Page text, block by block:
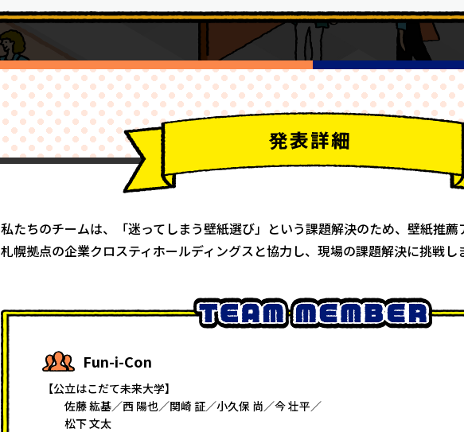
私たちのチームは、「迷ってしまう壁紙選び」という課題解決のため、壁紙推薦
札幌拠点の企業クロスティホールディングスと協力し、現場の課題解決に挑戦し
Fun-i-Con
【公立はこだて未来大学】
佐藤 紘基／西 陽也／関崎 証／小久保 尚／今 壮平／
松下 文太